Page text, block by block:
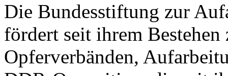
Die Bundesstiftung zur
fördert seit ihrem
Opferverbänden,